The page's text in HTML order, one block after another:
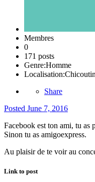
Membres
0
171 posts
Genre:Homme
Localisation:
Share
Posted June 7, 2016
Facebook est ton ami, tu as
Sinon tu as amigoexpress.
Au plaisir de te voir au
Link to post